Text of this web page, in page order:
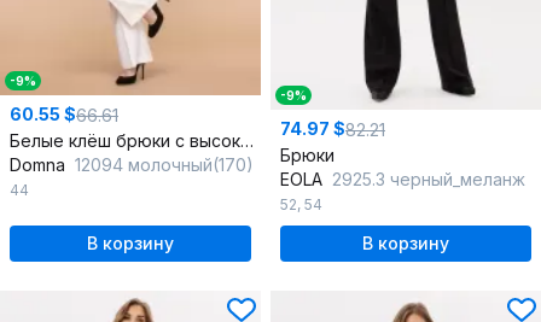
-9%
60.55 $66.61
Белые клёш брюки с высокой талией из текстиля
Domna 12094 молочный(170)
44
В корзину
-9%
74.97 $82.21
Брюки
EOLA 2925.3 черный_меланж
52, 54
В корзину